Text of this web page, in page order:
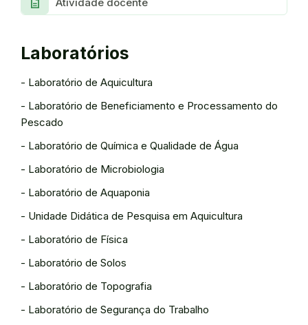
Laboratórios
- Laboratório de Aquicultura
- Laboratório de Beneficiamento e Processamento do
Pescado
- Laboratório de Química e Qualidade de Água
- Laboratório de Microbiologia
- Laboratório de Aquaponia
- Unidade Didática de Pesquisa em Aquicultura
- Laboratório de Física
- Laboratório de Solos
- Laboratório de Topografia
- Laboratório de Segurança do Trabalho